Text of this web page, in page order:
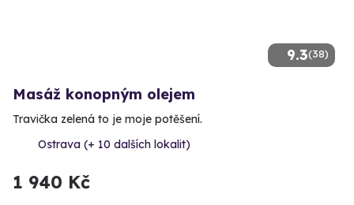
9.3(38)
Masáž konopným olejem
Travička zelená to je moje potěšení.
Ostrava (+ 10 dalších lokalit)
1 940 Kč